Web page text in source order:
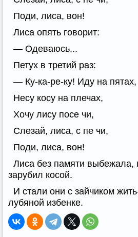
Поди, лиса, вон!
Лиса опять говорит:
— Одеваюсь...
Петух в третий раз:
— Ку-ка-ре-ку! Иду на пятах,
Несу косу на плечах,
Хочу лису посe чи,
Слезай, лиса, с пe чи,
Поди, лиса, вон!
Лиса без памяти выбежала,
зарубил косой.
И стали они с зайчиком
лубяной избенке.